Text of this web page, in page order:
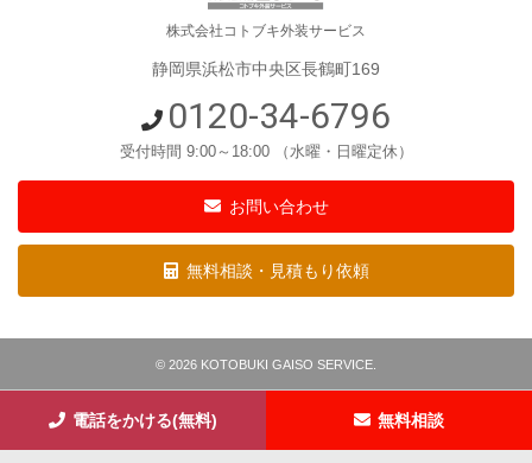
株式会社コトブキ外装サービス
静岡県浜松市中央区長鶴町169
0120-34-6796
受付時間 9:00～18:00 （水曜・日曜定休）
お問い合わせ
無料相談・見積もり依頼
© 2026 KOTOBUKI GAISO SERVICE.
電話をかける(無料) 無料相談